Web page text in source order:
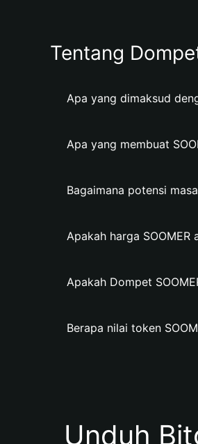
Tentang
Apa yang dimaksud
Apa yang membuat
Bagaimana potensi
Apakah harga SOOMER
Apakah Dompet
Berapa nilai token
Unduh